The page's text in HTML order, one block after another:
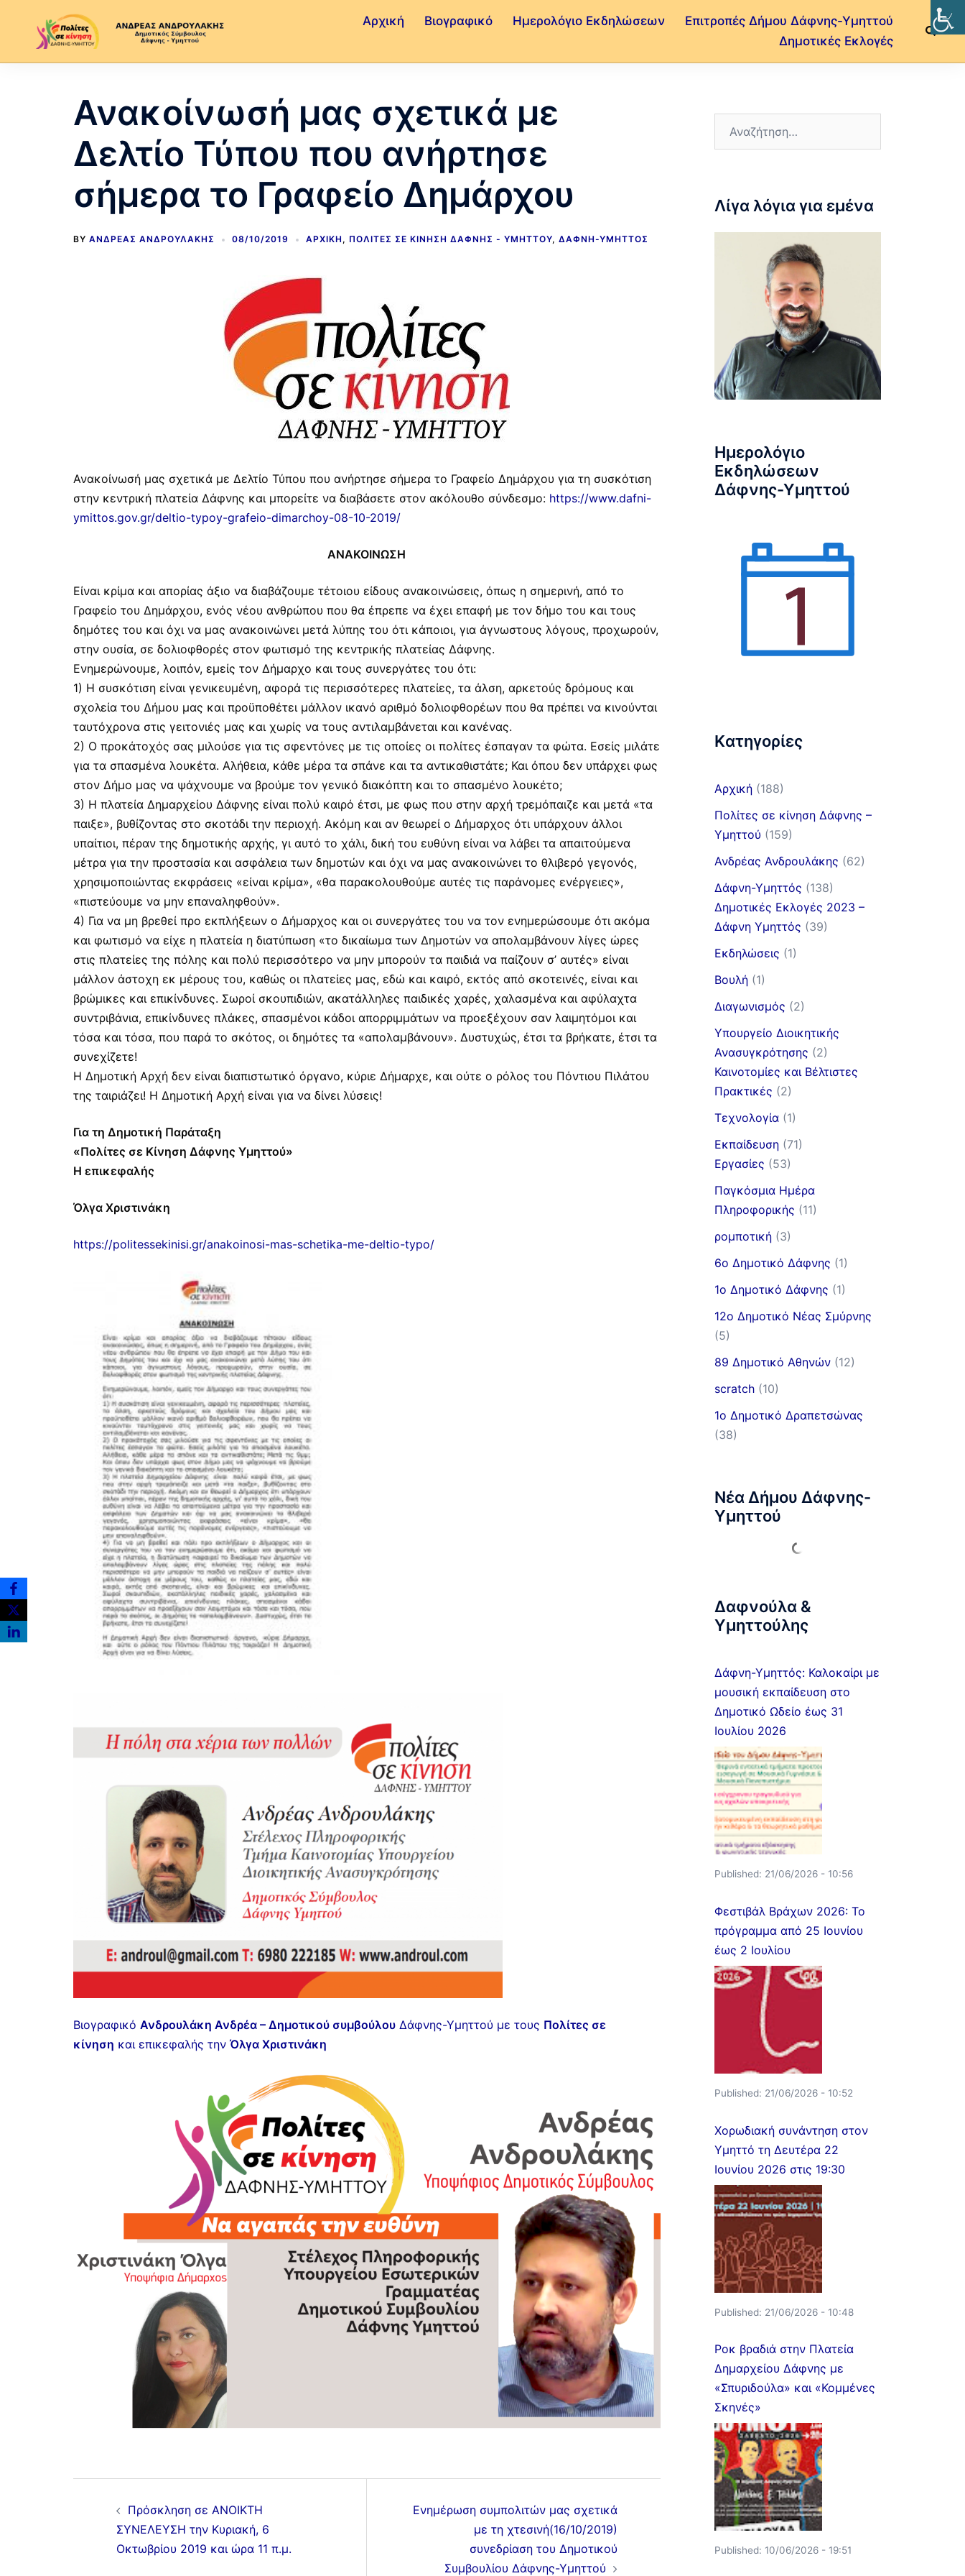
Αρχική Βιογραφικό Ημερολόγιο Εκδηλώσεων
Επιτροπές Δήμου Δάφνης-Υμηττού
Δημοτικές Εκλογές
Ανακοίνωσή μας σχετικά με
Δελτίο Τύπου που ανήρτησε
σήμερα το Γραφείο Δημάρχου
BY ΑΝΔΡΈΑΣ ΑΝΔΡΟΥΛΆΚΗΣ 08/10/2019 ΑΡΧΙΚΉ , ΠΟΛΊΤΕΣ ΣΕ ΚΊΝΗΣΗ ΔΆΦΝΗΣ - ΥΜΗΤΤΟΎ, ΔΆΦΝΗ-ΥΜΗΤΤΌΣ
Ανακοίνωσή μας σχετικά με Δελτίο Τύπου που ανήρτησε σήμερα το Γραφείο Δημάρχου για τη συσκότιση
στην κεντρική πλατεία Δάφνης και μπορείτε να διαβάσετε στον ακόλουθο σύνδεσμο: https://www.dafni-
ymittos.gov.gr/deltio-typoy-grafeio-dimarchoy-08-10-2019/
ΑΝΑΚΟΙΝΩΣΗ
Είναι κρίμα και απορίας άξιο να διαβάζουμε τέτοιου είδους ανακοινώσεις, όπως η σημερινή, από το
Γραφείο του Δημάρχου, ενός νέου ανθρώπου που θα έπρεπε να έχει επαφή με τον δήμο του και τους
δημότες του και όχι να μας ανακοινώνει μετά λύπης του ότι κάποιοι, για άγνωστους λόγους, προχωρούν,
στην ουσία, σε δολιοφθορές στον φωτισμό της κεντρικής πλατείας Δάφνης.
Ενημερώνουμε, λοιπόν, εμείς τον Δήμαρχο και τους συνεργάτες του ότι:
1) Η συσκότιση είναι γενικευμένη, αφορά τις περισσότερες πλατείες, τα άλση, αρκετούς δρόμους και
σχολεία του Δήμου μας και προϋποθέτει μάλλον ικανό αριθμό δολιοφθορέων που θα πρέπει να κινούνται
ταυτόχρονα στις γειτονιές μας και χωρίς να τους αντιλαμβάνεται και κανένας.
2) Ο προκάτοχός σας μιλούσε για τις σφεντόνες με τις οποίες οι πολίτες έσπαγαν τα φώτα. Εσείς μιλάτε
για τα σπασμένα λουκέτα. Αλήθεια, κάθε μέρα τα σπάνε και τα αντικαθιστάτε; Και όπου δεν υπάρχει φως
στον Δήμο μας να ψάχνουμε να βρούμε τον γενικό διακόπτη και το σπασμένο λουκέτο;
3) Η πλατεία Δημαρχείου Δάφνης είναι πολύ καιρό έτσι, με φως που στην αρχή τρεμόπαιζε και μετά «τα
παιξε», βυθίζοντας στο σκοτάδι την περιοχή. Ακόμη και αν θεωρεί ο Δήμαρχος ότι υπάρχουν άλλοι
υπαίτιοι, πέραν της δημοτικής αρχής, γι αυτό το χάλι, δική του ευθύνη είναι να λάβει τα απαιτούμενα
μέτρα για την προστασία και ασφάλεια των δημοτών και όχι να μας ανακοινώνει το θλιβερό γεγονός,
χρησιμοποιώντας εκφράσεις «είναι κρίμα», «θα παρακολουθούμε αυτές τις παράνομες ενέργειες»,
«πιστεύουμε να μην επαναληφθούν».
4) Για να μη βρεθεί προ εκπλήξεων ο Δήμαρχος και οι συνεργάτες του να τον ενημερώσουμε ότι ακόμα
και φωτισμό να είχε η πλατεία η διατύπωση «το δικαίωμα των Δημοτών να απολαμβάνουν λίγες ώρες
στις πλατείες της πόλης και πολύ περισσότερο να μην μπορούν τα παιδιά να παίζουν σ’ αυτές» είναι
μάλλον άστοχη εκ μέρους του, καθώς οι πλατείες μας, εδώ και καιρό, εκτός από σκοτεινές, είναι και
βρώμικες και επικίνδυνες. Σωροί σκουπιδιών, ακατάλληλες παιδικές χαρές, χαλασμένα και αφύλαχτα
συντριβάνια, επικίνδυνες πλάκες, σπασμένοι κάδοι απορριμμάτων να προεξέχουν σαν λαιμητόμοι και
τόσα και τόσα, που παρά το σκότος, οι δημότες τα «απολαμβάνουν». Δυστυχώς, έτσι τα βρήκατε, έτσι τα
συνεχίζετε!
Η Δημοτική Αρχή δεν είναι διαπιστωτικό όργανο, κύριε Δήμαρχε, και ούτε ο ρόλος του Πόντιου Πιλάτου
της ταιριάζει! Η Δημοτική Αρχή είναι για να δίνει λύσεις!
Για τη Δημοτική Παράταξη
«Πολίτες σε Κίνηση Δάφνης Υμηττού»
Η επικεφαλής
Όλγα Χριστινάκη
https://politessekinisi.gr/anakoinosi-mas-schetika-me-deltio-typo/
Βιογραφικό Ανδρουλάκη Ανδρέα – Δημοτικού συμβούλου Δάφνης-Υμηττού με τους Πολίτες σε
κίνηση και επικεφαλής την Όλγα Χριστινάκη
Πρόσκληση σε ΑΝΟΙΚΤΗ
ΣΥΝΕΛΕΥΣΗ την Κυριακή, 6
Οκτωβρίου 2019 και ώρα 11 π.μ.
Ενημέρωση συμπολιτών μας σχετικά
με τη χτεσινή(16/10/2019)
συνεδρίαση του Δημοτικού
Συμβουλίου Δάφνης-Υμηττού
Λίγα λόγια για εμένα
Ημερολόγιο
Εκδηλώσεων
Δάφνης-Υμηττού
Kατηγορίες
Αρχική(188)
Πολίτες σε κίνηση Δάφνης –
Υμηττού (159)
Ανδρέας Ανδρουλάκης (62)
Δάφνη-Υμηττός (138)
Δημοτικές Εκλογές 2023 –
Δάφνη Υμηττός (39)
Εκδηλώσεις (1)
Βουλή(1)
Διαγωνισμός (2)
Υπουργείο Διοικητικής
Ανασυγκρότησης (2)
Καινοτομίες και Βέλτιστες
Πρακτικές (2)
Τεχνολογία(1)
Εκπαίδευση(71)
Εργασίες (53)
Παγκόσμια Ημέρα
Πληροφορικής (11)
ρομποτική(3)
6ο Δημοτικό Δάφνης (1)
1ο Δημοτικό Δάφνης (1)
12ο Δημοτικό Νέας Σμύρνης
(5)
89 Δημοτικό Αθηνών(12)
scratch(10)
1ο Δημοτικό Δραπετσώνας
(38)
Νέα Δήμου Δάφνης-
Υμηττού
Δαφνούλα &
Υμηττούλης
Δάφνη-Υμηττός: Καλοκαίρι με
μουσική εκπαίδευση στο
Δημοτικό Ωδείο έως 31
Ιουλίου 2026
Published: 21/06/2026 - 10:56
Φεστιβάλ Βράχων 2026: Το
πρόγραμμα από 25 Ιουνίου
έως 2 Ιουλίου
Published: 21/06/2026 - 10:52
Χορωδιακή συνάντηση στον
Υμηττό τη Δευτέρα 22
Ιουνίου 2026 στις 19:30
Published: 21/06/2026 - 10:48
Ροκ βραδιά στην Πλατεία
Δημαρχείου Δάφνης με
«Σπυριδούλα» και «Κομμένες
Σκηνές»
Published: 10/06/2026 - 19:51